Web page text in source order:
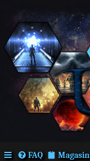
FAQ Magasin